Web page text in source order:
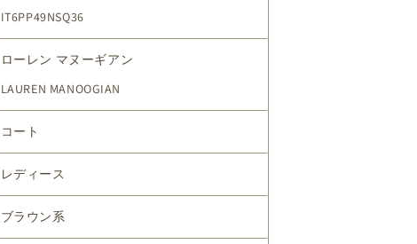
IT6PP49NSQ36
ローレン マヌーギアン
LAUREN MANOOGIAN
コート
レディース
ブラウン系